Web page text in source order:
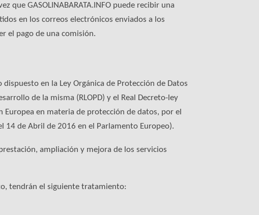
que GASOLINABARATA.INFO puede recibir una
en los correos electrónicos enviados a los
el pago de una comisión.
en la Ley Orgánica de Protección de Datos
de la misma (RLOPD) y el Real Decreto-ley
en materia de protección de datos, por el
14 de Abril de 2016 en el Parlamento Europeo).
ampliación y mejora de los servicios
tendrán el siguiente tratamiento: